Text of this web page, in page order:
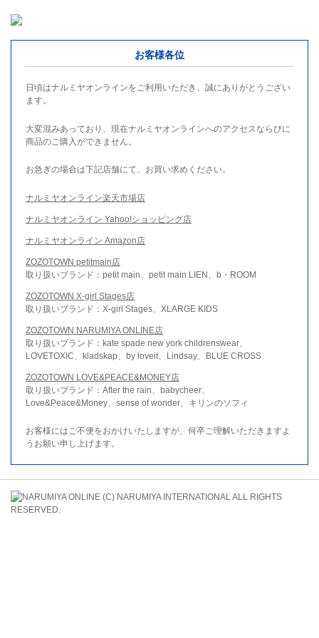
お客様各位
日頃はナルミヤオンラインをご利用いただき、誠にありがとうござい
ます。
大変混みあっており、現在ナルミヤオンラインへのアクセスならびに
商品のご購入ができません。
お急ぎの場合は下記店舗にて、お買い求めください。
ナルミヤオンライン楽天市場店
ナルミヤオンライン Yahoo!ショッピング店
ナルミヤオンライン Amazon店
ZOZOTOWN petitmain店
取り扱いブランド：petit main、petit main LIEN、b・ROOM
ZOZOTOWN X-girl Stages店
取り扱いブランド：X-girl Stages、XLARGE KIDS
ZOZOTOWN NARUMIYA ONLINE店
取り扱いブランド：kate spade new york childrenswear、
LOVETOXIC、kladskap、by loveit、Lindsay、BLUE CROSS
ZOZOTOWN LOVE&PEACE&MONEY店
取り扱いブランド：After the rain、babycheer、
Love&Peace&Money、sense of wonder、キリンのソフィ
お客様にはご不便をおかけいたしますが、何卒ご理解いただきますよ
うお願い申し上げます。